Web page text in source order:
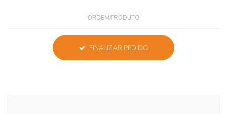
ORDEM/PRODUTO
FINALIZAR PEDIDO